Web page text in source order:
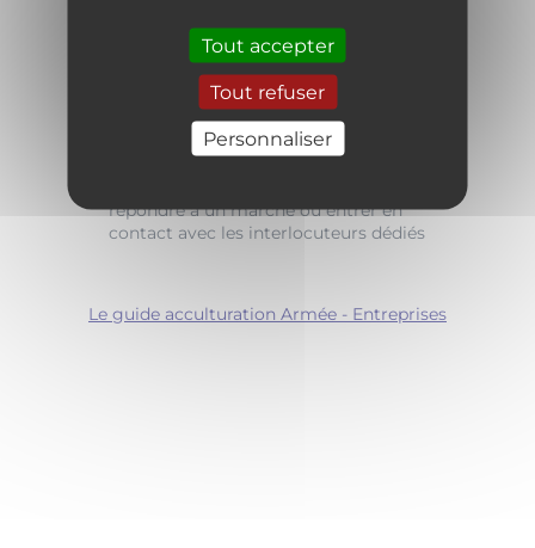
montrant que chaque entreprise, de la
TPE au grand groupe, peut trouver sa
place dans une dynamique territoriale.
Servir de porte d'entrée vers l'action, en
incitant les chefs d'entreprise à
répondre à un marché ou entrer en
contact avec les interlocuteurs dédiés
Le guide acculturation Armée - Entreprises
Tout accepter
Tout refuser
Personnaliser